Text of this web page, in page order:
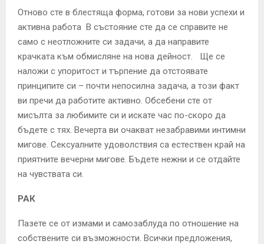
Отново сте в блестяща форма, готови за нови успехи и
активна работа В състояние сте да се справите не
само с неотложните си задачи, а да направите
крачката към обмисляне на нова дейност. Ще се
наложи с упоритост и търпение да отстоявате
принципите си – почти непосилна задача, а този факт
ви пречи да работите активно. Обсебени сте от
мисълта за любимите си и искате час по-скоро да
бъдете с тях. Вечерта ви очакват незабравими интимни
мигове. Сексуалните удоволствия са естествен край на
приятните вечерни мигове. Бъдете нежни и се отдайте
на чувствата си.
РАК
Пазете се от измами и самозаблуда по отношение на
собствените си възможности. Всички предложения,